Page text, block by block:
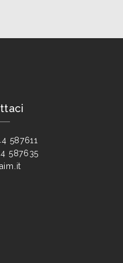
587611
587635